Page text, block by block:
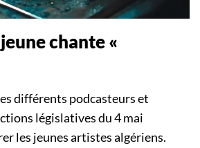
chante «
différents podcasteurs et
législatives du 4 mai
les jeunes artistes algériens.